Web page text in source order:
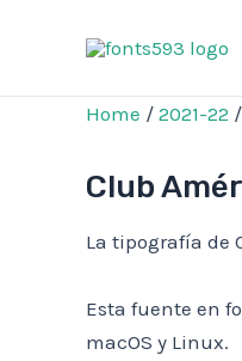
Home / 2021-22
Club
La tipografía de
Esta fuente en
macOS y Linux.